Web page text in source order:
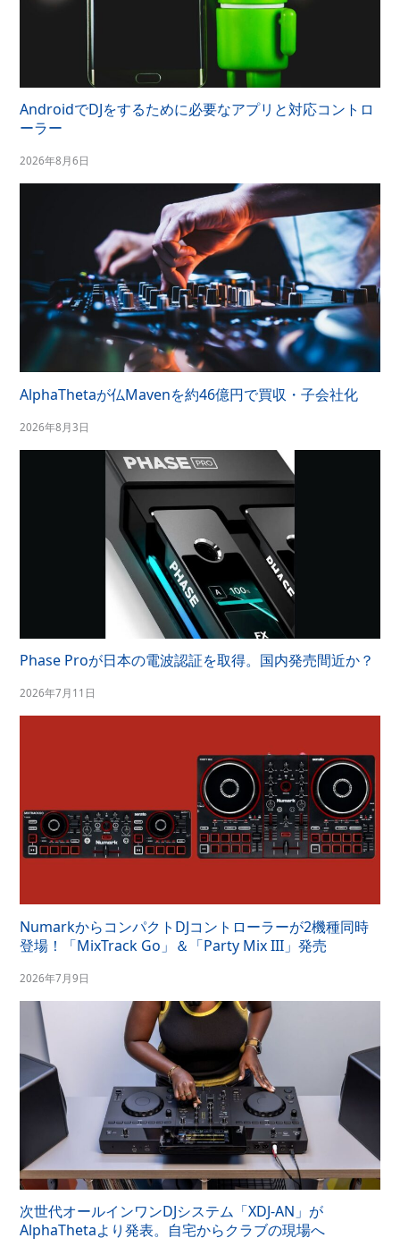
AndroidでDJをするために必要なアプリと対応コントロ
ーラー
2026年8月6日
AlphaThetaが仏Mavenを約46億円で買収・子会社化
2026年8月3日
Phase Proが日本の電波認証を取得。国内発売間近か？
2026年7月11日
NumarkからコンパクトDJコントローラーが2機種同時
登場！「MixTrack Go」＆「Party Mix III」発売
2026年7月9日
次世代オールインワンDJシステム「XDJ-AN」が
AlphaThetaより発表。自宅からクラブの現場へ